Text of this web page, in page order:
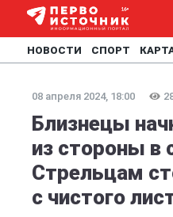
НОВОСТИ СПОРТ
08 апреля 2024, 18:00
Близнецы
из стороны в
Стрельцам
с чистого